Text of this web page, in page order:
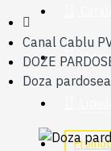
Video
Canal Cablu
DOZE
Doza